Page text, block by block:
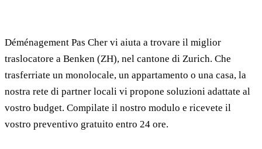
Déménagement Pas Cher vi aiuta a trovare il miglior
traslocatore a Benken (ZH), nel cantone di Zurich. Che
trasferriate un monolocale, un appartamento o una casa, la
nostra rete di partner locali vi propone soluzioni adattate al
vostro budget. Compilate il nostro modulo e ricevete il
vostro preventivo gratuito entro 24 ore.